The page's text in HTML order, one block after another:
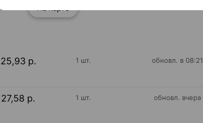
На карте
25,93 р. 1 шт. обновл. в 08:21
27,58 р. 1 шт. обновл. вчера